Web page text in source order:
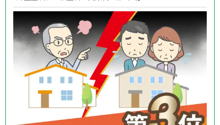
外壁塗装、屋根塗装の失敗例 第2位は？